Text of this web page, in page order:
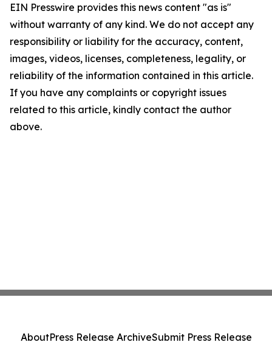
EIN Presswire provides this news content "as is"
without warranty of any kind. We do not accept any
responsibility or liability for the accuracy, content,
images, videos, licenses, completeness, legality, or
reliability of the information contained in this article.
If you have any complaints or copyright issues
related to this article, kindly contact the author
above.
AboutPress Release ArchiveSubmit Press Release